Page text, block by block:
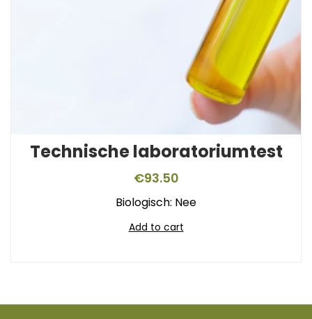
Technische laboratoriumtest
€93.50
Biologisch: Nee
Add to cart